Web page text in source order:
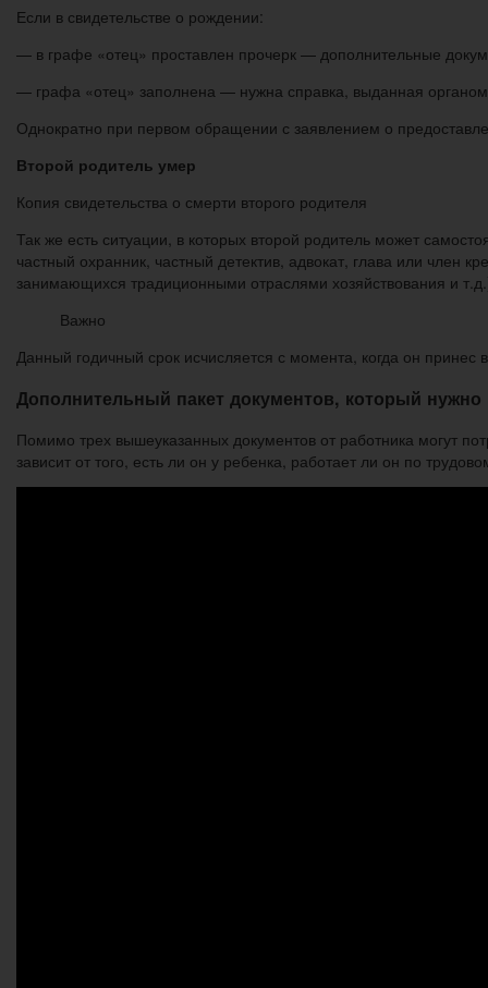
Если в свидетельстве о рождении:
— в графе «отец» проставлен прочерк — дополнительные
— графа «отец» заполнена — нужна справка, выданная
Однократно при первом обращении с заявлением о
Второй родитель умер
Копия свидетельства о смерти второго родителя
Так же есть ситуации, в которых второй родитель может
частный охранник, частный детектив, адвокат, глава или
занимающихся традиционными отраслями хозяйствования и
Важно
Данный годичный срок исчисляется с момента, когда он
Дополнительный пакет документов, который нужно
Помимо трех вышеуказанных документов от работника могут
зависит от того, есть ли он у ребенка, работает ли он по